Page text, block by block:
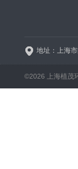
地址：上海
©2026 上海植茂